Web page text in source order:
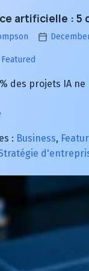
artificielle : 5
Featured
des projets IA
de
Intelligence
artificielle
5
diagnostics
pour
l’échec
: Business,